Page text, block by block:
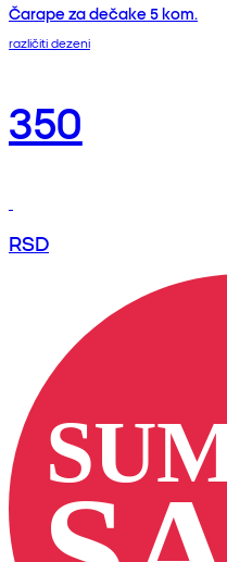
Čarape za dečake 5 kom.
različiti dezeni
350
RSD